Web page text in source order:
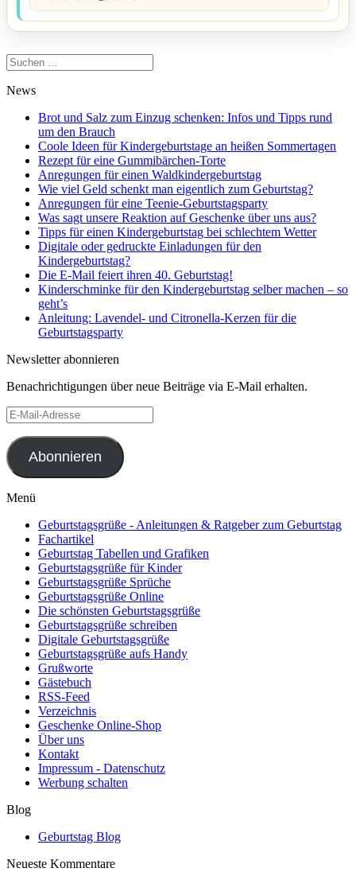
Suchen
nach:
News
Brot und Salz zum Einzug schenken: Infos und Tipps rund
um den Brauch
Coole Ideen für Kindergeburtstage an heißen Sommertagen
Rezept für eine Gummibärchen-Torte
Anregungen für einen Waldkindergeburtstag
Wie viel Geld schenkt man eigentlich zum Geburtstag?
Anregungen für eine Teenie-Geburtstagsparty
Was sagt unsere Reaktion auf Geschenke über uns aus?
Tipps für einen Kindergeburtstag bei schlechtem Wetter
Digitale oder gedruckte Einladungen für den
Kindergeburtstag?
Die E-Mail feiert ihren 40. Geburtstag!
Kinderschminke für den Kindergeburtstag selber machen – so
geht’s
Anleitung: Lavendel- und Citronella-Kerzen für die
Geburtstagsparty
Newsletter abonnieren
Benachrichtigungen über neue Beiträge via E-Mail erhalten.
E-
Mail-
Adresse
Abonnieren
Menü
Geburtstagsgrüße - Anleitungen & Ratgeber zum Geburtstag
Fachartikel
Geburtstag Tabellen und Grafiken
Geburtstagsgrüße für Kinder
Geburtstagsgrüße Sprüche
Geburtstagsgrüße Online
Die schönsten Geburtstagsgrüße
Geburtstagsgrüße schreiben
Digitale Geburtstagsgrüße
Geburtstagsgrüße aufs Handy
Grußworte
Gästebuch
RSS-Feed
Verzeichnis
Geschenke Online-Shop
Über uns
Kontakt
Impressum - Datenschutz
Werbung schalten
Blog
Geburtstag Blog
Neueste Kommentare